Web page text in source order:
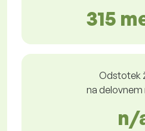
315
Odstotek
na delovnem
n/